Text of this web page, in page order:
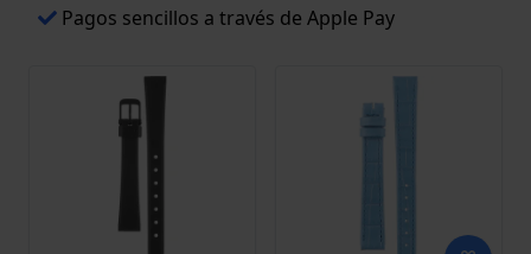
Pagos sencillos a través de Apple Pay